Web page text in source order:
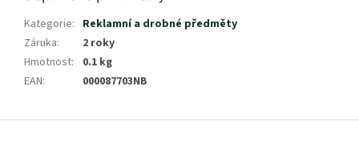
Kategorie: Reklamní a drobné předměty
Záruka:
2 roky
Hmotnost:
0.1 kg
EAN: 000087703NB